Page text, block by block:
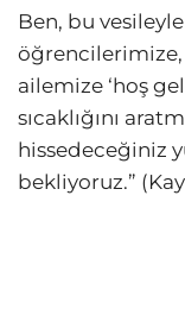
Ben, bu
öğrencilerimize,
ailemize ‘hoş
sıcaklığını
hissedeceğiniz
bekliyoruz.”